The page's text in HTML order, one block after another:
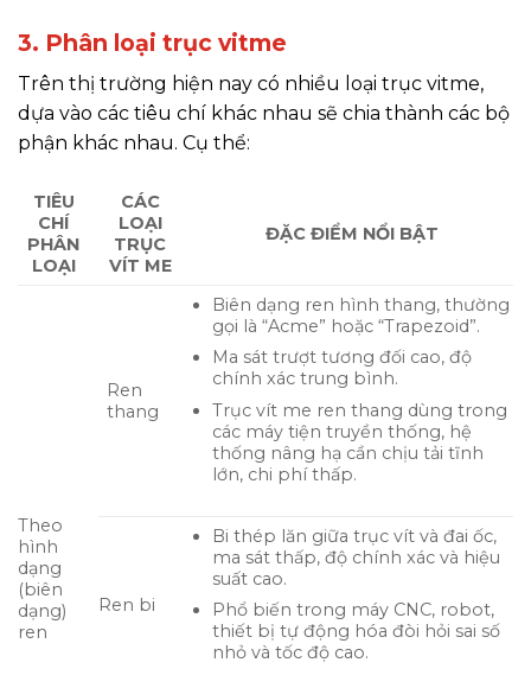
3. Phân loại trục vitme
Trên thị trường hiện nay có nhiều loại trục vitme,
dựa vào các tiêu chí khác nhau sẽ chia thành các bộ
phận khác nhau. Cụ thể:
TIÊU
CHÍ
PHÂN
LOẠI
CÁC
LOẠI
TRỤC
VÍT ME
ĐẶC ĐIỂM NỔI BẬT
Theo
hình
dạng
(biên
dạng)
ren
Ren
thang
Biên dạng ren hình thang, thường
gọi là “Acme” hoặc “Trapezoid”.
Ma sát trượt tương đối cao, độ
chính xác trung bình.
Trục vít me ren thang dùng trong
các máy tiện truyền thống, hệ
thống nâng hạ cần chịu tải tĩnh
lớn, chi phí thấp.
Ren bi
Bi thép lăn giữa trục vít và đai ốc,
ma sát thấp, độ chính xác và hiệu
suất cao.
Phổ biến trong máy CNC, robot,
thiết bị tự động hóa đòi hỏi sai số
nhỏ và tốc độ cao.